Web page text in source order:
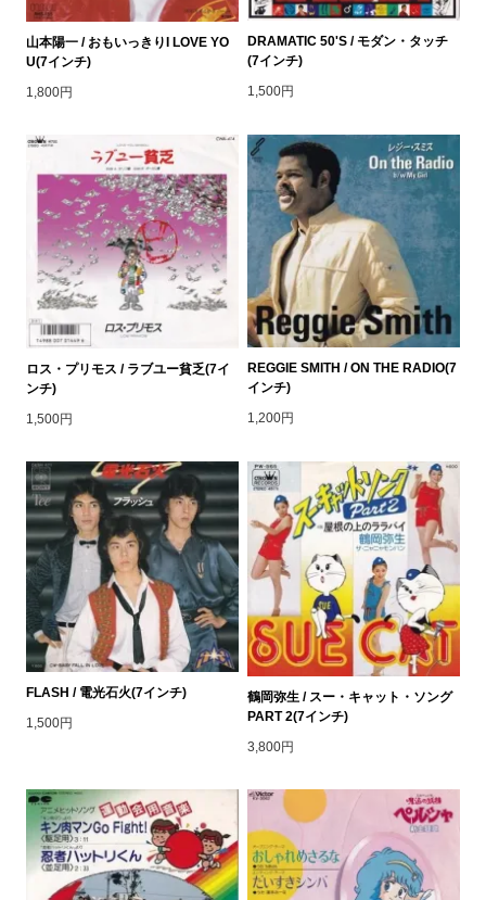
山本陽一 / おもいっきりI LOVE YO
U(7インチ)
1,800円
DRAMATIC 50'S / モダン・タッチ
(7インチ)
1,500円
ロス・プリモス / ラブユー貧乏(7イ
ンチ)
1,500円
REGGIE SMITH / ON THE RADIO(7
インチ)
1,200円
FLASH / 電光石火(7インチ)
1,500円
鶴岡弥生 / スー・キャット・ソング
PART 2(7インチ)
3,800円